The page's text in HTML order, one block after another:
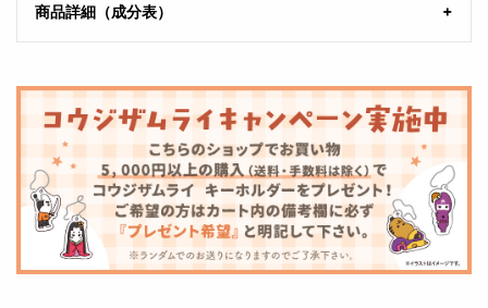
商品詳細（成分表）